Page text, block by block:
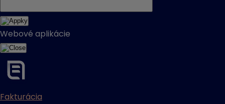
Webové aplikácie
Fakturácia